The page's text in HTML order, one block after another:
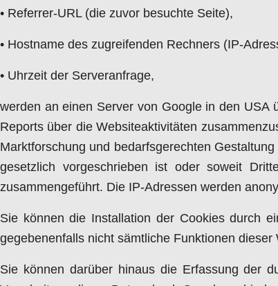
• Referrer-URL (die zuvor besuchte Seite),
• Hostname des zugreifenden Rechners (IP-
• Uhrzeit der Serveranfrage,
werden an einen Server von Google in den USA
Reports über die Websiteaktivitäten
Marktforschung und bedarfsgerechten
gesetzlich vorgeschrieben ist oder soweit
zusammengeführt. Die IP-Adressen werden
Sie können die Installation der Cookies durch
gegebenenfalls nicht sämtliche Funktionen
Sie können darüber hinaus die Erfassung der